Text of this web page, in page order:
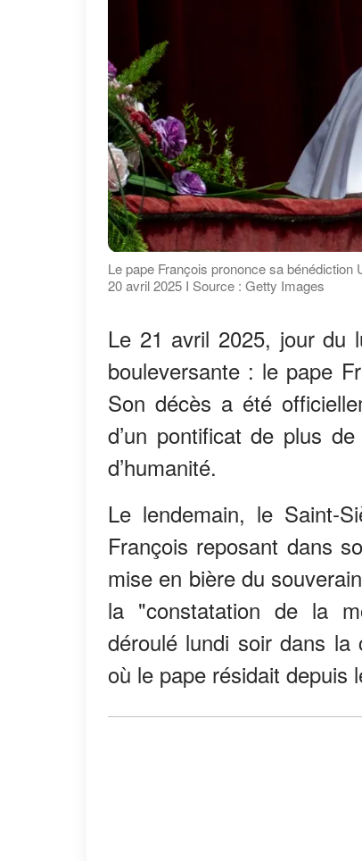
Le pape François prononce sa
20 avril 2025 I Source : Getty Images
Le 21 avril 2025, jour du
bouleversante : le pape
Son décès a été
d’un pontificat de plus
d’humanité.
Le lendemain, le Saint-
François reposant dans
mise en bière du
la "constatation de la
déroulé lundi soir dans la
où le pape résidait depuis